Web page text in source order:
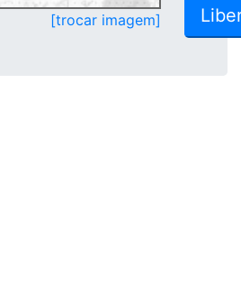
[trocar imagem]